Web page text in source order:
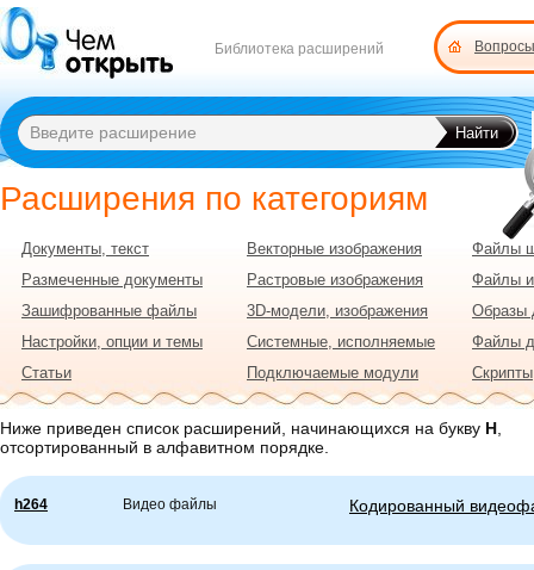
Библиотека расширений
Ниже приведен список расширений, начинающихся на букву H
отсортированный в алфавитном порядке.
h264 Видео файлы Кодированный
Расширения по категориям
Документы, текст Векторные изображения
Файлы
Размеченные документы
Растровые изображения
Файлы
Зашифрованные файлы
3D-модели, изображения
Образы
Настройки, опции и темы
Системные, исполняемые
Файлы
Статьи
Подключаемые модули